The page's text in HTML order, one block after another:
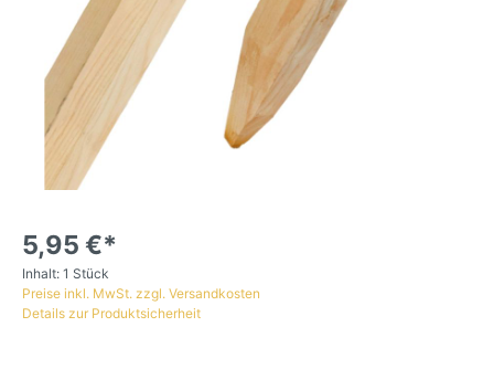
5,95 €*
Inhalt: 1 Stück
Preise inkl. MwSt. zzgl. Versandkosten
Details zur Produktsicherheit